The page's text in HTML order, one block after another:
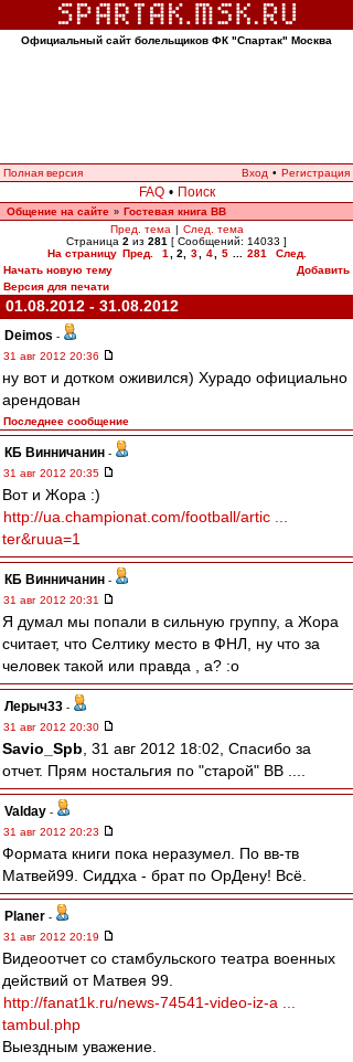
Официальный сайт болельщиков ФК "Спартак" Москва
Полная версия Вход • Регистрация
FAQ • Поиск
Общение на сайте » Гостевая книга ВВ
Пред. тема | След. тема
Страница 2 из 281 [ Сообщений: 14033 ]
На страницу Пред. 1 2 3 4 5 281
След.
Начать новую тему
Добавить
Версия для печати
01.08.2012 - 31.08.2012
Deimos -
31 авг 2012 20:36
ну вот и дотком оживился) Хурадо официально
арендован
Последнее сообщение
КБ Винничанин -
31 авг 2012 20:35
Вот и Жора :)
http://ua.championat.com/football/artic ...
ter&ruua=1
КБ Винничанин -
31 авг 2012 20:31
Я думал мы попали в сильную группу, а Жора
считает, что Селтику место в ФНЛ, ну что за
человек такой или правда , а? :o
Лерыч33 -
31 авг 2012 20:30
Savio_Spb , 31 авг 2012 18:02, Спасибо за
отчет. Прям ностальгия по "старой" ВВ ....
Valday -
31 авг 2012 20:23
Формата книги пока неразумел. По вв-тв
Матвей99. Сиддха - брат по ОрДену! Всё.
Planer -
31 авг 2012 20:19
Видеоотчет со стамбульского театра военных
действий от Матвея 99.
http://fanat1k.ru/news-74541-video-iz-a ...
tambul.php
Выездным уважение.